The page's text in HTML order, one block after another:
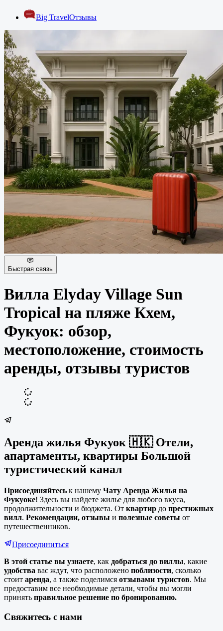
Big TravelОтзывы
Быстрая связь
Вилла Elyday Village Sun
Tropical на пляже Кхем,
Фукуок: обзор,
местоположение, стоимость
аренды, отзывы туристов
Аренда жилья Фукуок 🇭🇰 Отели,
апартаменты, квартиры Большой
туристический канал
Присоединяйтесь к нашему Чату Аренда Жилья на
Фукуоке! Здесь вы найдете жилье для любого вкуса,
продолжительности и бюджета. От квартир до престижных
вилл. Рекомендации, отзывы и полезные советы от
путешественников.
Присоединиться
В этой статье вы узнаете, как добраться до виллы, какие
удобства вас ждут, что расположено поблизости, сколько
стоит аренда, а также поделимся отзывами туристов. Мы
предоставим все необходимые детали, чтобы вы могли
принять правильное решение по бронированию.
Свяжитесь с нами